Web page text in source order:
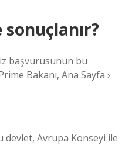
başvurusunun bu
Bakanı, Ana Sayfa ›
devlet, Avrupa Konseyi ile